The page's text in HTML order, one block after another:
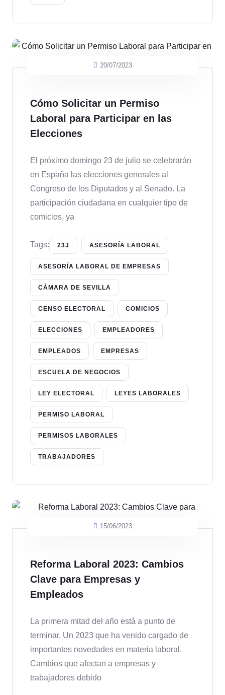
20/07/2023
Cómo Solicitar un Permiso
Laboral para Participar en las
Elecciones
El próximo domingo 23 de julio se celebrarán
en España las elecciones generales al
Congreso de los Diputados y al Senado. La
participación ciudadana en cualquier tipo de
comicios, ya
Tags: 23J ASESORÍA LABORAL
ASESORÍA LABORAL DE EMPRESAS
CÁMARA DE SEVILLA
CENSO ELECTORAL COMICIOS
ELECCIONES EMPLEADORES
EMPLEADOS EMPRESAS
ESCUELA DE NEGOCIOS
LEY ELECTORAL LEYES LABORALES
PERMISO LABORAL
PERMISOS LABORALES
TRABAJADORES
15/06/2023
Reforma Laboral 2023: Cambios
Clave para Empresas y
Empleados
La primera mitad del año está a punto de
terminar. Un 2023 que ha venido cargado de
importantes novedades en materia laboral.
Cambios que afectan a empresas y
trabajadores debido